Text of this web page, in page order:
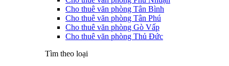
Cho thuê văn phòng Tân Bình
Cho thuê văn phòng Tân Phú
Cho thuê văn phòng Gò Vấp
Cho thuê văn phòng Thủ Đức
Tìm theo loại